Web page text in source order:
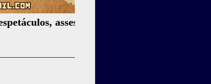
assessoria cultural, palestras,